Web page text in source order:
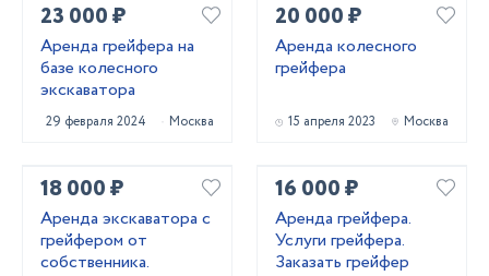
23 000 ₽
Аренда грейфера на
базе колесного
экскаватора
29 февраля 2024 Москва
20 000 ₽
Аренда колесного
грейфера
15 апреля 2023 Москва
18 000 ₽
Аренда экскаватора с
грейфером от
собственника.
16 000 ₽
Аренда грейфера.
Услуги грейфера.
Заказать грейфер